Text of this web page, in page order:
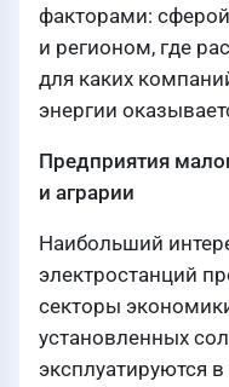
факторами:
и регионом, где
для каких
энергии
Предприятия
и аграрии
Наибольший
электростанций
секторы
установленных
эксплуатируются